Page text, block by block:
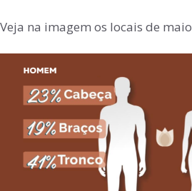
Veja na imagem os locais de